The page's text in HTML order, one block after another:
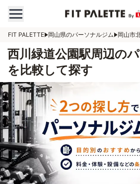
FIT PALETTE 岡山県のパーソナルジム 岡山市
西川緑道公園駅周辺の
を比較して探す